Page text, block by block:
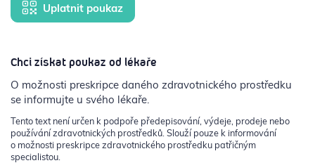
Uplatnit poukaz
Chci získat poukaz od lékaře
O možnosti preskripce daného zdravotnického prostředku
se informujte u svého lékaře.
Tento text není určen k podpoře předepisování, výdeje, prodeje nebo
používání zdravotnických prostředků. Slouží pouze k informování
o možnosti preskripce zdravotnického prostředku patřičným
specialistou.